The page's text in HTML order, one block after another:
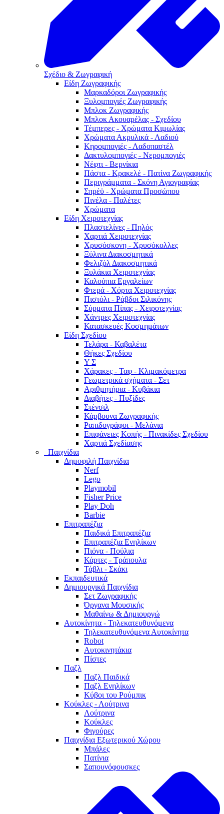
Σχέδιο & Ζωγραφική
Είδη Ζωγραφικής
Μαρκαδόροι Ζωγραφικής
Ξυλομπογιές Ζωγραφικής
Μπλοκ Ζωγραφικής
Μπλοκ Ακουαρέλας - Σχεδίου
Τέμπερες - Χρώματα Κιμωλίας
Χρώματα Ακρυλικά - Λαδιού
Κηρομπογιές - Λαδοπαστέλ
Δακτυλομπογιές - Νερομπογιές
Νέφτι - Βερνίκια
Πάστα - Κρακελέ - Πατίνα Ζωγραφικής
Περιγράμματα - Σκόνη Αγιογραφίας
Σπρέϋ - Χρώματα Προσώπου
Πινέλα - Παλέτες
Χρώματα
Είδη Χειροτεχνίας
Πλαστελίνες - Πηλός
Χαρτιά Χειροτεχνίας
Χρυσόσκονη - Χρυσόκoλλες
Ξύλινα Διακοσμητικά
Φελιζόλ Διακοσμητικά
Ξυλάκια Χειροτεχνίας
Καλούπια Εργαλείων
Φτερά - Χόρτα Xειροτεχνίας
Πιστόλι - Ράβδοι Σιλικόνης
Σύρματα Πίπας - Χειροτεχνίας
Χάντρες Χειροτεχνίας
Κατασκευές Κοσμημάτων
Είδη Σχεδίου
Τελάρα - Καβαλέτα
Θήκες Σχεδίου
Υ Σ
Χάρακες - Ταφ - Κλιμακόμετρα
Γεωμετρικά σχήματα - Σετ
Αριθμητήρια - Κυβάκια
Διαβήτες - Πυξίδες
Στένσιλ
Κάρβουνα Ζωγραφικής
Ραπιδογράφοι - Μελάνια
Επιφάνειες Κοπής - Πινακίδες Σχεδίου
Χαρτιά Σχεδίασης
Παιχνίδια
Δημοφιλή Παιχνίδια
Nerf
Lego
Playmobil
Fisher Price
Play Doh
Barbie
Επιτραπέζια
Παιδικά Επιτραπέζια
Επιτραπέζια Ενηλίκων
Πιόνα - Πούλια
Κάρτες - Τράπουλα
Τάβλι - Σκάκι
Εκπαιδευτικά
Δημιουργικά Παιχνίδια
Σετ Ζωγραφικής
Όργανα Μουσικής
Μαθαίνω & Δημιουργώ
Αυτοκίνητα - Τηλεκατευθυνόμενα
Τηλεκατευθυνόμενα Αυτοκίνητα
Robot
Αυτοκινητάκια
Πίστες
Παζλ
Παζλ Παιδικά
Παζλ Ενηλίκων
Κύβοι του Ρούμπικ
Κούκλες - Λούτρινα
Λούτρινα
Κούκλες
Φιγούρες
Παιχνίδια Εξωτερικού Χώρου
Μπάλες
Πατίνια
Σαπουνόφουσκες
Γιατί τα πιο όμορφα χρόνια
πρέπει να μένουν για πάντα!
SHOP NOW
Close